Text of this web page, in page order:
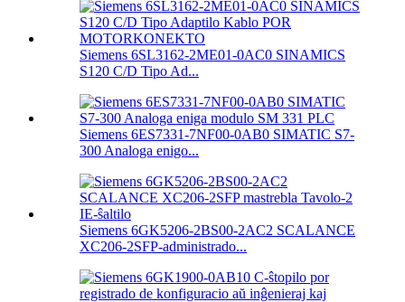
Siemens 6SL3162-2ME01-0AC0 SINAMICS
S120 C/D Tipo Ad...
Siemens 6ES7331-7NF00-0AB0 SIMATIC S7-
300 Analoga enigo...
Siemens 6GK5206-2BS00-2AC2 SCALANCE
XC206-2SFP-administrado...